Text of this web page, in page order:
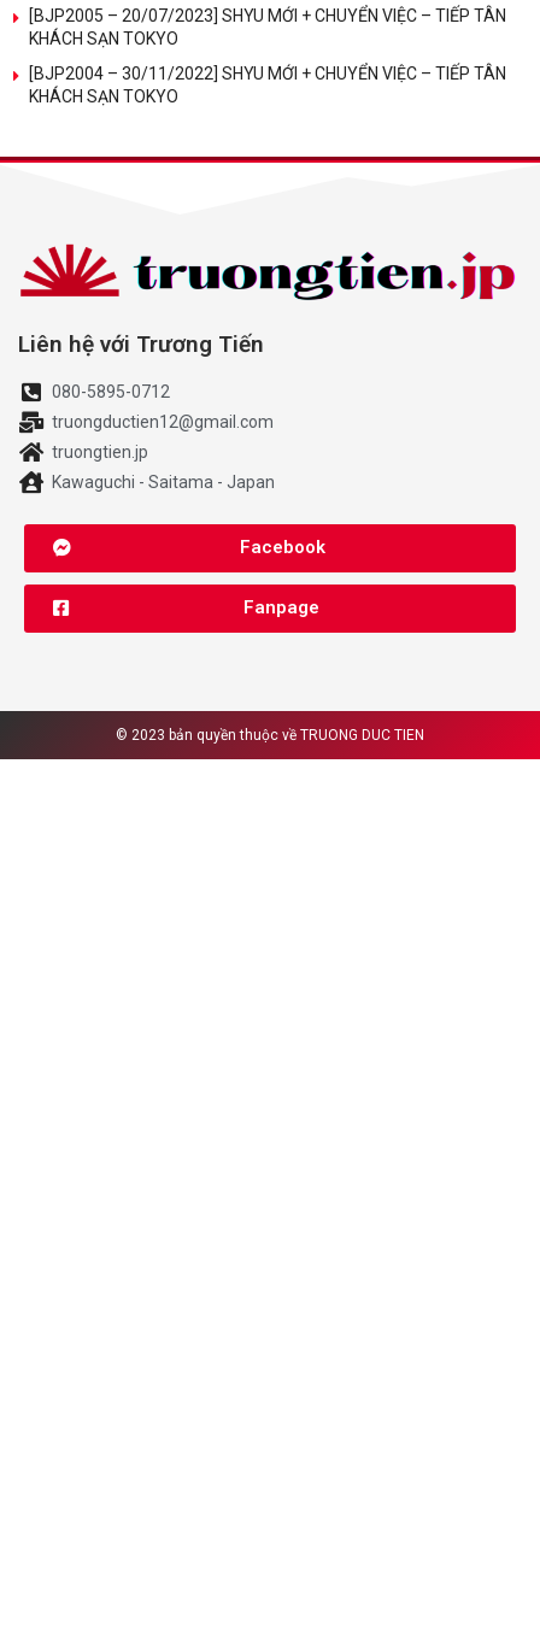
[BJP2005 – 20/07/2023] SHYU MỚI + CHUYỂN VIỆC – TIẾP TÂN
KHÁCH SẠN TOKYO
[BJP2004 – 30/11/2022] SHYU MỚI + CHUYỂN VIỆC – TIẾP TÂN
KHÁCH SẠN TOKYO
Liên hệ với Trương Tiến
080-5895-0712
truongductien12@gmail.com
truongtien.jp
Kawaguchi - Saitama - Japan
Facebook
Fanpage
© 2023 bản quyền thuộc về TRUONG DUC TIEN